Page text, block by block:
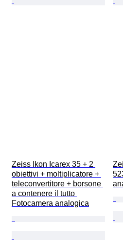
Zeiss Ikon Icarex 35 + 2
obiettivi + moltiplicatore +
teleconvertitore + borsone
a contenere il tutto
Fotocamera analogica